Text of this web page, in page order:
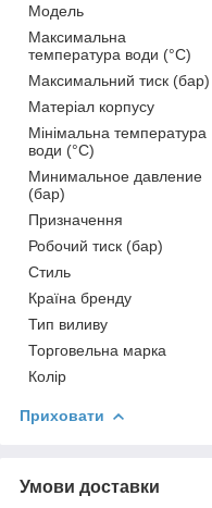
Мoдель
Максимальна
температура води (°C)
Максимальний тиск (бар)
Матеріал корпусу
Мінімальна температура
води (°C)
Минимальное давление
(бар)
Призначення
Робочий тиск (бар)
Стиль
Країна бренду
Тип виливу
Торговельна марка
Колір
Приховати
Умови доставки